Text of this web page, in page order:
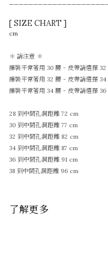
[ SIZE CHART ]
cm
＊ 請注意 ＊
褲裝平常著用 30 腰 - 皮帶請選擇 32
褲裝平常著用 32 腰 - 皮帶請選擇 34
褲裝平常著用 34 腰 - 皮帶請選擇 36
28 到中間孔洞距離 72 cm
30 到中間孔洞距離 77 cm
32 到中間孔洞距離 82 cm
34 到中間孔洞距離 87 cm
36 到中間孔洞距離 91 cm
38 到中間孔洞距離 96 cm
了解更多